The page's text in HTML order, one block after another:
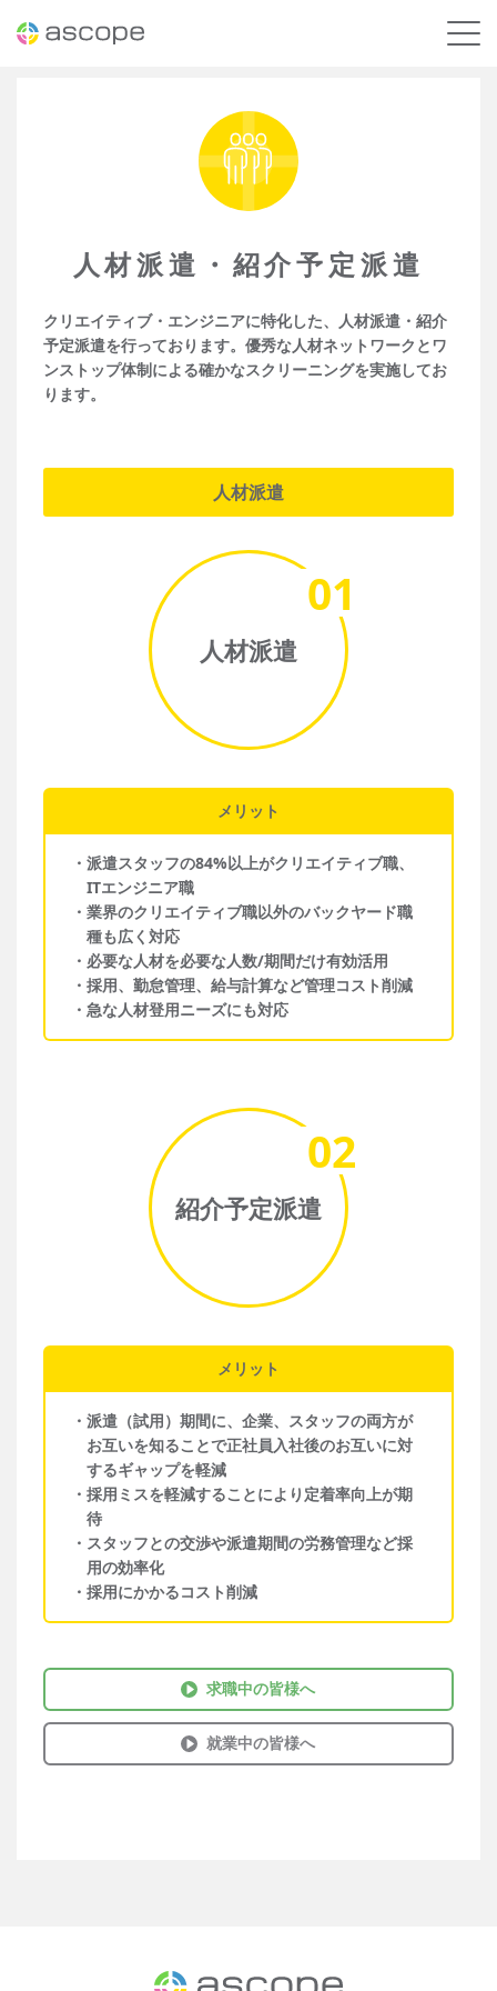
人材派遣・紹介予定派遣
クリエイティブ・エンジニアに特化した、人材派遣・紹介
予定派遣を行っております。優秀な人材ネットワークとワ
ンストップ体制による確かなスクリーニングを実施してお
ります。
人材派遣
01
人材派遣
メリット
・ 派遣スタッフの84%以上がクリエイティブ職、
ITエンジニア職
・ 業界のクリエイティブ職以外のバックヤード職
種も広く対応
・ 必要な人材を必要な人数/期間だけ有効活用
・ 採用、勤怠管理、給与計算など管理コスト削減
・ 急な人材登用ニーズにも対応
02
紹介予定派遣
メリット
・ 派遣（試用）期間に、企業、スタッフの両方が
お互いを知ることで正社員入社後のお互いに対
するギャップを軽減
・ 採用ミスを軽減することにより定着率向上が期
待
・ スタッフとの交渉や派遣期間の労務管理など採
用の効率化
・ 採用にかかるコスト削減
求職中の皆様へ
就業中の皆様へ